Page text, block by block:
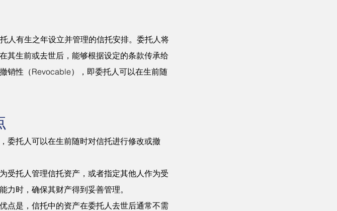
人有生之年设立并管理的信托安排。委托人将
其生前或去世后，能够根据设定的条款传承给
销性（Revocable），即委托人可以在生前随
委托人可以在生前随时对信托进行修改或撤
受托人管理信托资产，或者指定其他人作为受
力时，确保其财产得到妥善管理。
点是，信托中的资产在委托人去世后通常不需